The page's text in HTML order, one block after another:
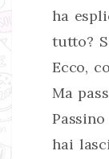
ha
tutto?
Ecco,
Ma
hai